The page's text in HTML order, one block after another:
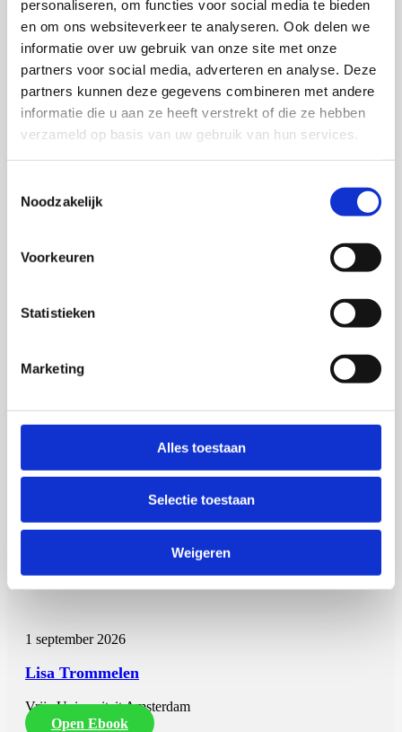
personaliseren, om functies voor social media te bieden
en om ons websiteverkeer te analyseren. Ook delen we
informatie over uw gebruik van onze site met onze
partners voor social media, adverteren en analyse. Deze
partners kunnen deze gegevens combineren met andere
informatie die u aan ze heeft verstrekt of die ze hebben
verzameld op basis van uw gebruik van hun services.
Noodzakelijk
Voorkeuren
Statistieken
Marketing
Alles toestaan
Selectie toestaan
Weigeren
1 september 2026
Lisa Trommelen
Vrije Universiteit Amsterdam
Open Ebook